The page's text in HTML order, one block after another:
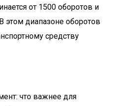
от 1500 оборотов и
этом диапазоне оборотов
средству
что важнее для